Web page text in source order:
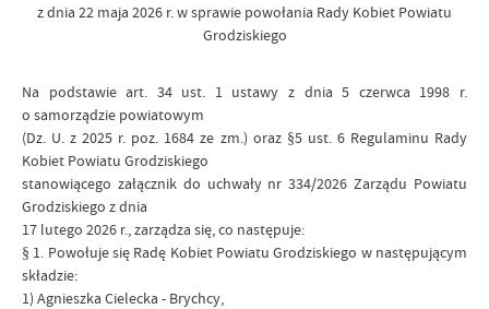
z dnia 22 maja 2026 r. w sprawie powołania Rady Kobiet Powiatu
Grodziskiego
Na podstawie art. 34 ust. 1 ustawy z dnia 5 czerwca 1998 r.
o samorządzie powiatowym
(Dz. U. z 2025 r. poz. 1684 ze zm.) oraz §5 ust. 6 Regulaminu Rady
Kobiet Powiatu Grodziskiego
stanowiącego załącznik do uchwały nr 334/2026 Zarządu Powiatu
Grodziskiego z dnia
17 lutego 2026 r., zarządza się, co następuje:
§ 1. Powołuje się Radę Kobiet Powiatu Grodziskiego w następującym
składzie:
1) Agnieszka Cielecka - Brychcy,